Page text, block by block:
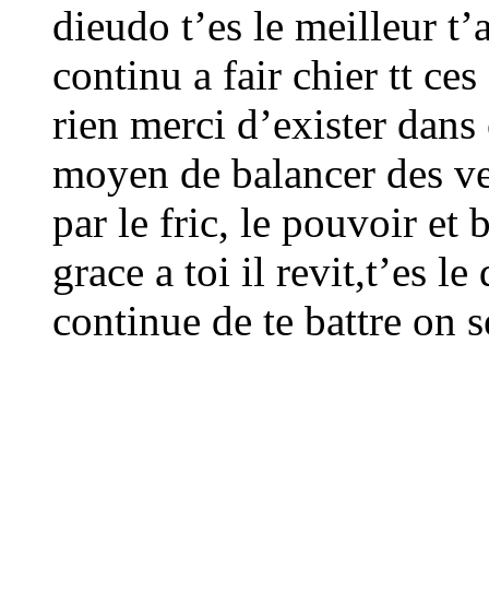
dieudo t’es le meilleur
continu a fair chier tt
rien merci d’exister
moyen de balancer des
par le fric, le pouvoir et
grace a toi il revit,t’es le
continue de te battre on